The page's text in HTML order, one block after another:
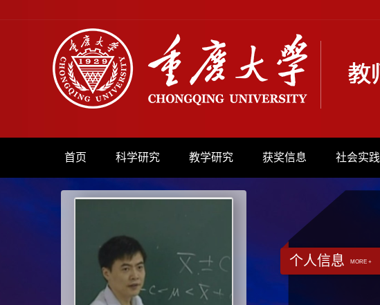
首页 科学研究 教学研究 获奖信息 社会实践
个人信息 MORE +